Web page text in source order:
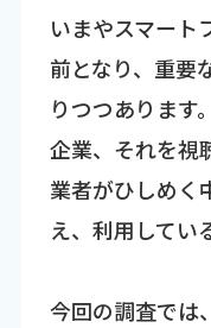
いまやスマート
前となり、重要
りつつあります
企業、それを視
業者がひしめく
え、利用してい
今回の調査では